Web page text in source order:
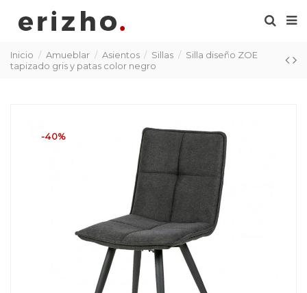
Inicio Amueblar Asientos Sillas
Silla diseño ZOE
tapizado gris y patas color negro
-40%